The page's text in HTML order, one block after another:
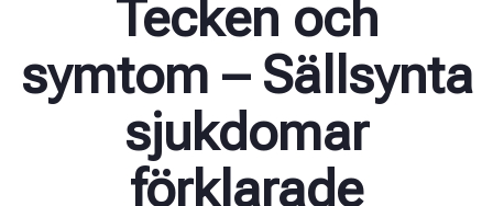
Tecken och
symtom – Sällsynta
sjukdomar
förklarade